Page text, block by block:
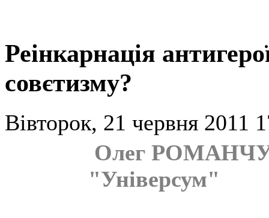
Реінкарнація
совєтизму?
Вівторок, 21 червня 2011
Олег
"Універсум"